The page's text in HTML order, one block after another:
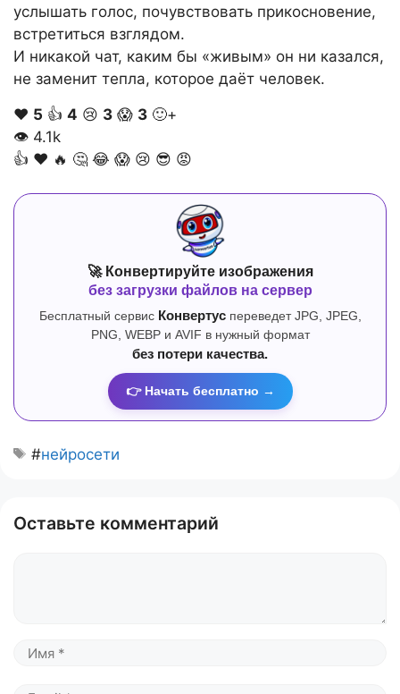
услышать голос, почувствовать прикосновение,
встретиться взглядом.
И никакой чат, каким бы «живым» он ни казался,
не заменит тепла, которое даёт человек.
❤️ 5 👍 4 😢 3 😱 3 🙂+
👁 4.1k
👍 ❤️ 🔥 🤔 😂 😱 😢 😎 😡
🚀 Конвертируйте изображения
без загрузки файлов на сервер
Бесплатный сервис Конвертуспереведет JPG, JPEG,
PNG, WEBP и AVIF в нужный формат
без потери качества.
👉 Начать бесплатно →
#нейросети
Оставьте комментарий
Имя